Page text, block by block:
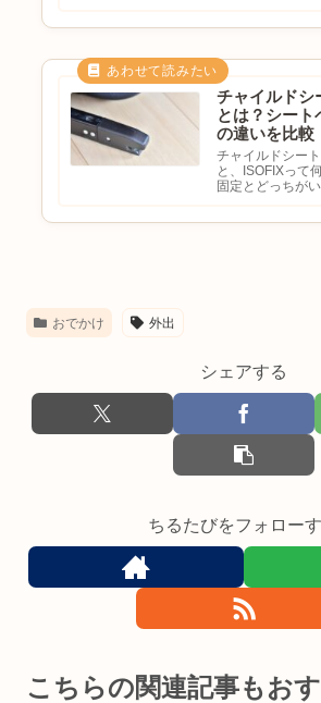
きれば無駄な出
す...
チャイルドシ
とは？シート
の違いを比較
チャイルドシー
と、ISOFIXって
固定とどっちが
おでかけ 外出
シェアする
ちるたびをフォロー
こちらの関連記事もお